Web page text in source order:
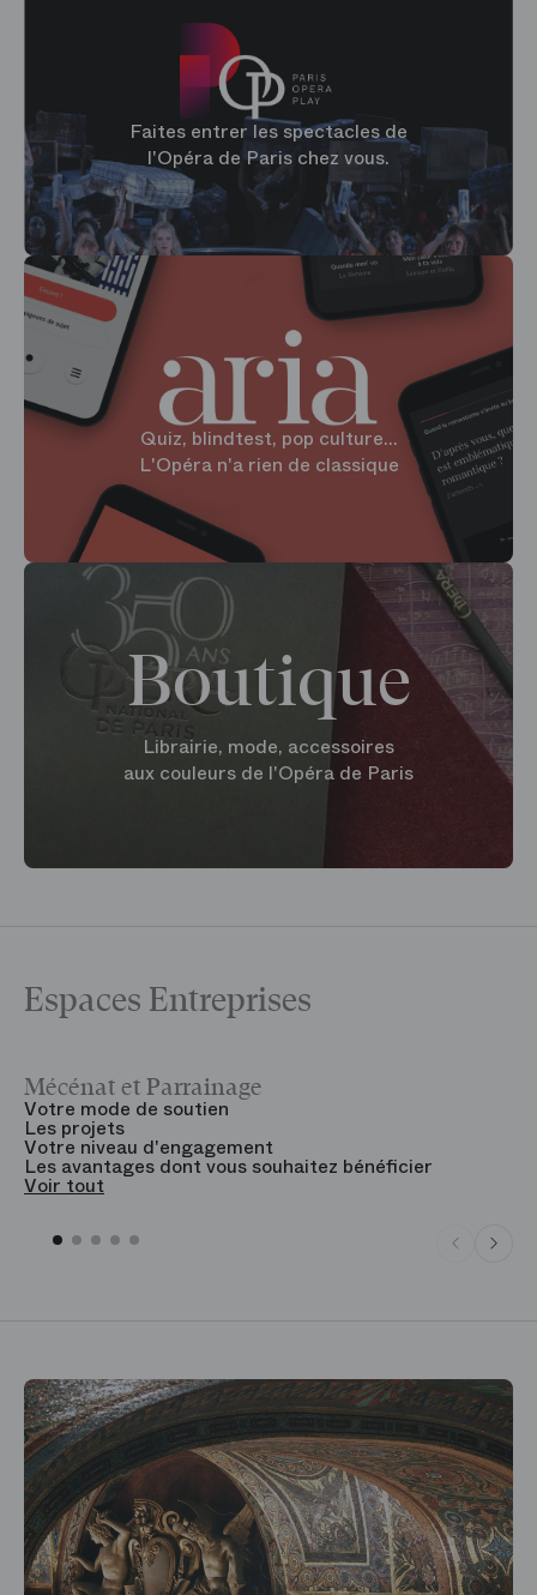
Faites entrer les spectacles de
l'Opéra de Paris chez vous.
Quiz, blindtest, pop culture...
L'Opéra n'a rien de classique
Boutique
Librairie, mode, accessoires
aux couleurs de l'Opéra de Paris
Espaces Entreprises
Mécénat et Parrainage
Votre mode de soutien
Les projets
Votre niveau d'engagement
Les avantages dont vous souhaitez bénéficier
Voir tout